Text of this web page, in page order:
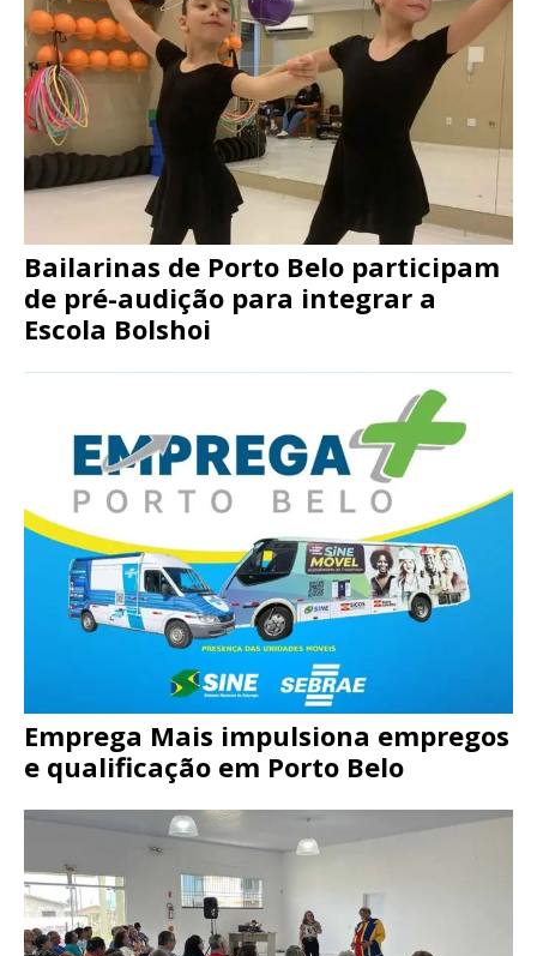
Bailarinas de Porto Belo participam
de pré-audição para integrar a
Escola Bolshoi
Emprega Mais impulsiona empregos
e qualificação em Porto Belo